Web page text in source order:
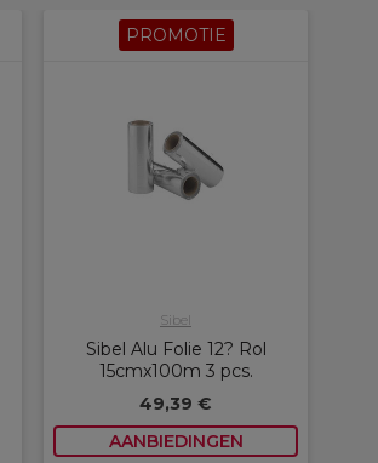
PROMOTIE
Sibel
Sibel Alu Folie 12? Rol
15cmx100m 3 pcs.
49,39 €
AANBIEDINGEN